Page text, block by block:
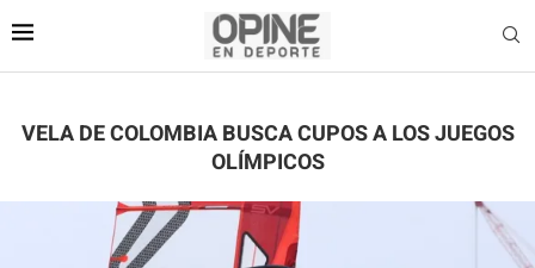
VELA DE COLOMBIA BUSCA CUPOS A LOS JUEGOS
OLÍMPICOS